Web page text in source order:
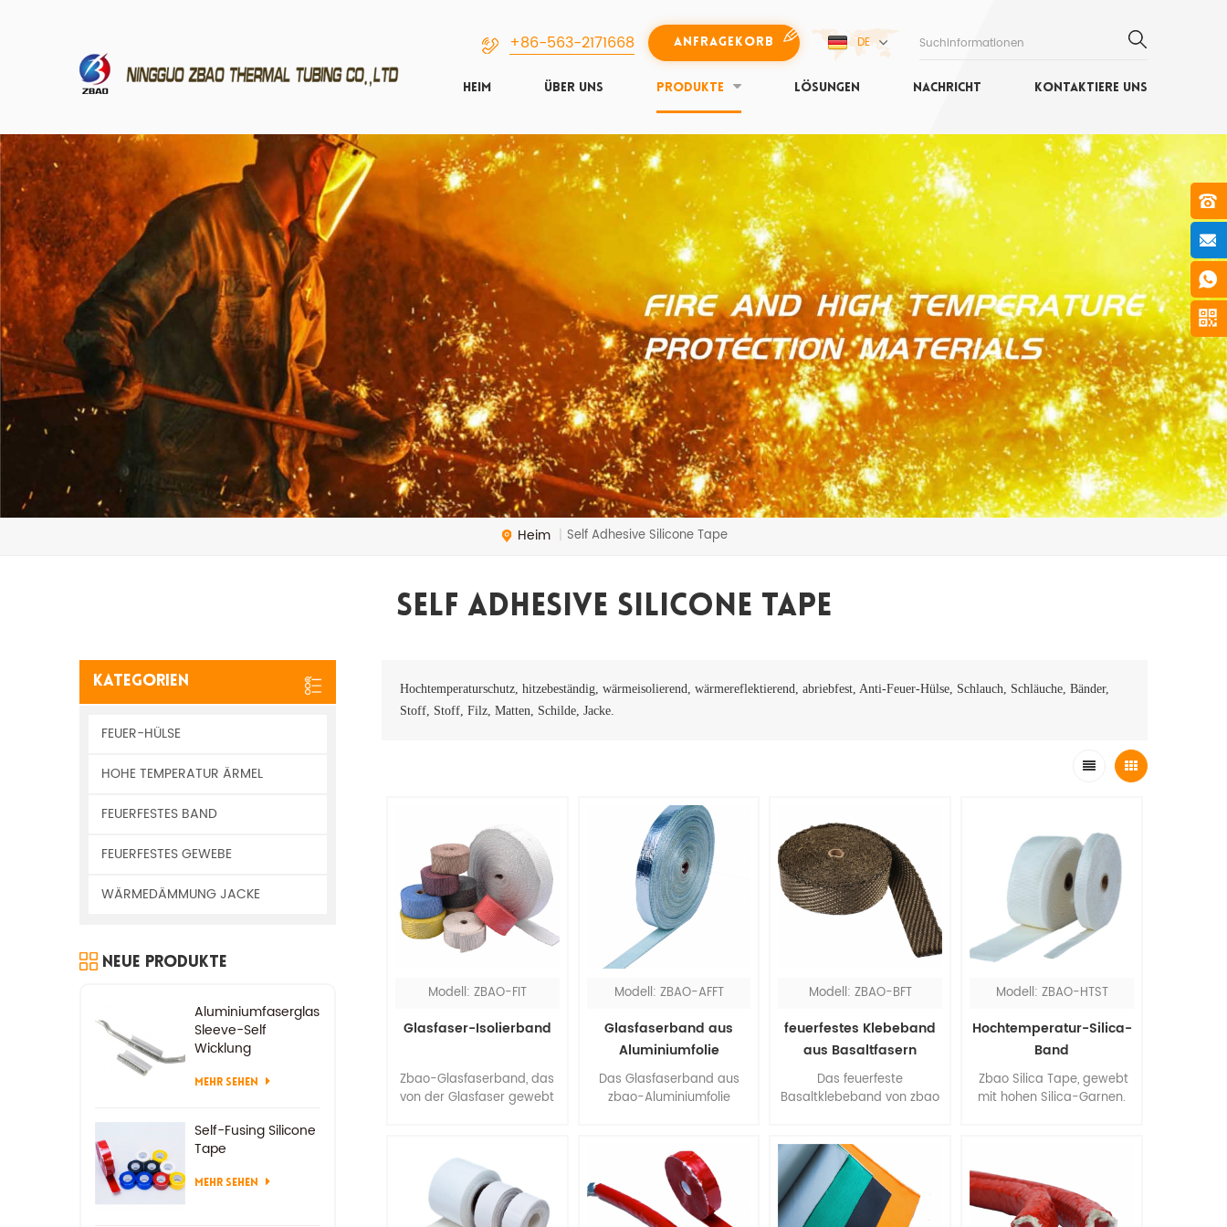
DE
ANFRAGEKORB
+86-563-2171668
HEIM ÜBER UNS PRODUKTE LÖSUNGEN NACHRICHT KONTAKTIERE UNS
Heim | Self Adhesive Silicone Tape
Self Adhesive Silicone Tape
Hochtemperaturschutz, hitzebeständig, wärmeisolierend, wärmereflektierend, abriebfest, Anti-Feuer-Hülse, Schlauch, Schläuche, Bänder,
Stoff, Stoff, Filz, Matten, Schilde, Jacke.
Modell: ZBAO-FIT
Glasfaser-Isolierband
Zbao-Glasfaserband, das
von der Glasfaser gewebt
Wärmebeständigkeit. Es ist
wärmeisolierend und
feuerfest gegen
Industriedrähte, Kabel,
Modell: ZBAO-AFFT
Glasfaserband aus
Aluminiumfolie
Das Glasfaserband aus
zbao-Aluminiumfolie
Aluminiumfolie. Es hat ein
hervorragendes
Reflexionsvermögen
gegenüber Wärme und
Modell: ZBAO-BFT
feuerfestes Klebeband
aus Basaltfasern
Das feuerfeste
Basaltklebeband von zbao
hervorragende
Eigenschaften in Bezug auf
elektrische Isolierung, hohe
Temperaturbeständigkeit,
Modell: ZBAO-HTST
Hochtemperatur-Silica-
Band
Zbao Silica Tape, gewebt
mit hohen Silica-Garnen.
Kabeln, Schläuchen, Rohren
und Rohren verwendet
werden und bietet
Kategorien
FEUER-HÜLSE
HOHE TEMPERATUR ÄRMEL
FEUERFESTES BAND
FEUERFESTES GEWEBE
WÄRMEDÄMMUNG JACKE
Neue Produkte
Aluminiumfaserglas
Sleeve-Self
Wicklung
MEHR SEHEN
Self-Fusing Silicone
Tape
MEHR SEHEN